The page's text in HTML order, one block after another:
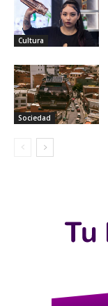
Cultura
Sociedad